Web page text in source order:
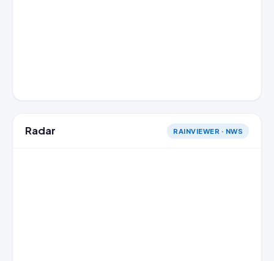
Radar RAINVIEWER · NWS